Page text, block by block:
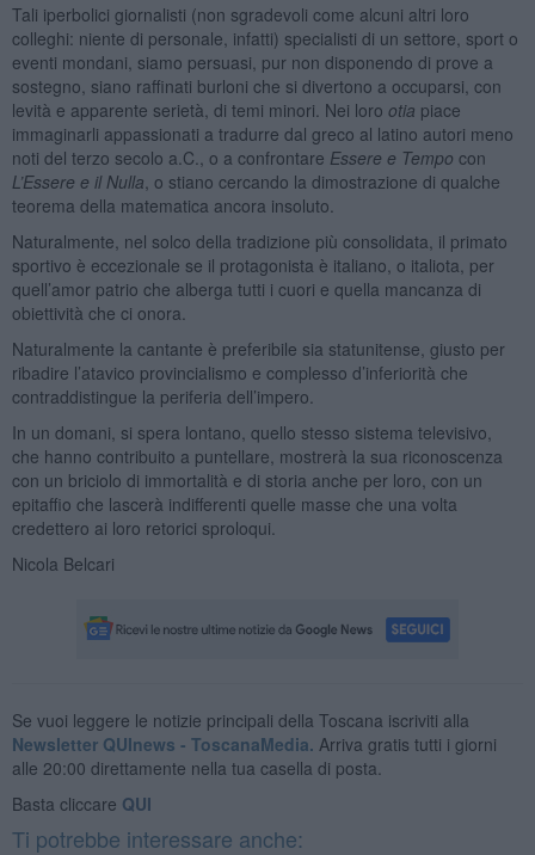
Tali iperbolici giornalisti (non sgradevoli come alcuni altri loro
colleghi: niente di personale, infatti) specialisti di un settore, sport o
eventi mondani, siamo persuasi, pur non disponendo di prove a
sostegno, siano raffinati burloni che si divertono a occuparsi, con
levità e apparente serietà, di temi minori. Nei loro otia piace
immaginarli appassionati a tradurre dal greco al latino autori meno
noti del terzo secolo a.C., o a confrontare Essere e Tempo con
L’Essere e il Nulla , o stiano cercando la dimostrazione di qualche
teorema della matematica ancora insoluto.
Naturalmente, nel solco della tradizione più consolidata, il primato
sportivo è eccezionale se il protagonista è italiano, o italiota, per
quell’amor patrio che alberga tutti i cuori e quella mancanza di
obiettività che ci onora.
Naturalmente la cantante è preferibile sia statunitense, giusto per
ribadire l’atavico provincialismo e complesso d’inferiorità che
contraddistingue la periferia dell’impero.
In un domani, si spera lontano, quello stesso sistema televisivo,
che hanno contribuito a puntellare, mostrerà la sua riconoscenza
con un briciolo di immortalità e di storia anche per loro, con un
epitaffio che lascerà indifferenti quelle masse che una volta
credettero ai loro retorici sproloqui.
Nicola Belcari
Se vuoi leggere le notizie principali della Toscana iscriviti alla
Newsletter QUInews - ToscanaMedia. Arriva gratis tutti i giorni
alle 20:00 direttamente nella tua casella di posta.
Basta cliccare QUI
Ti potrebbe interessare anche: